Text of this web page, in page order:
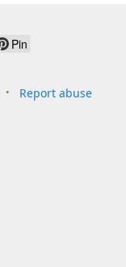
Pin
Report abuse